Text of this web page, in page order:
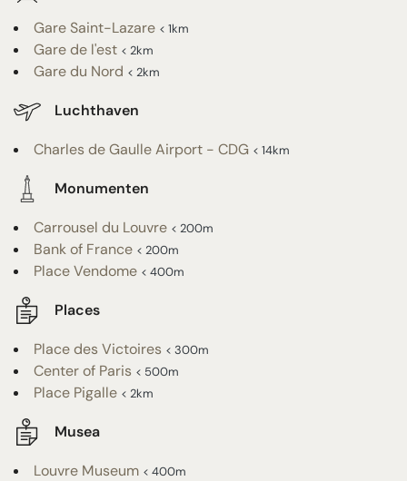
Gare Saint-Lazare < 1km
Gare de l'est < 2km
Gare du Nord < 2km
Luchthaven
Charles de Gaulle Airport - CDG < 14km
Monumenten
Carrousel du Louvre < 200m
Bank of France < 200m
Place Vendome < 400m
Places
Place des Victoires < 300m
Center of Paris < 500m
Place Pigalle < 2km
Musea
Louvre Museum < 400m